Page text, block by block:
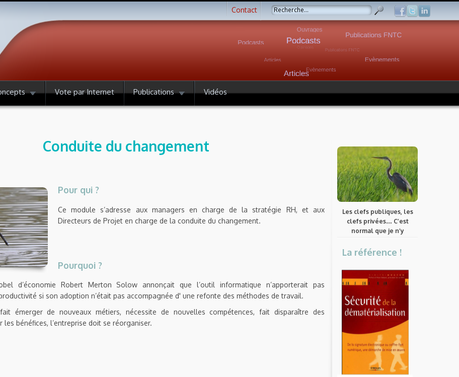
Contact
Vote par Internet Publications Vidéos
Conduite du changement
Pour qui ?
Ce module s’adresse aux managers en charge de la stratégie RH, et aux
Directeurs de Projet en charge de la conduite du changement.
Pourquoi ?
d’économie Robert Merton Solow annonçait que l’outil informatique n’apporterait pas
si son adoption n’était pas accompagnée d' une refonte des méthodes de travail.
émerger de nouveaux métiers, nécessite de nouvelles compétences, fait disparaître des
bénéfices, l’entreprise doit se réorganiser.
Les clefs publiques, les
clefs privées… C’est
normal que je n’y
La référence !